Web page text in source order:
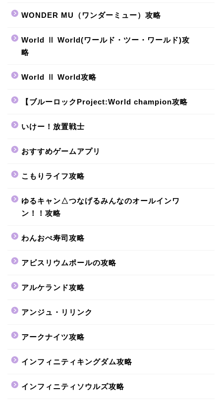
WONDER MU（ワンダーミュー）攻略
World Ⅱ World(ワールド・ツー・ワールド)攻
略
World Ⅱ World攻略
【ブルーロックProject:World champion攻略
いけー！放置戦士
おすすめゲームアプリ
こもりライフ攻略
ゆるキャン△つなげるみんなのオールインワ
ン！！攻略
わんおぺ寿司攻略
アビスリウムポールの攻略
アルケランド攻略
アンジュ・リリンク
アークナイツ攻略
インフィニティキングダム攻略
インフィニティソウルズ攻略